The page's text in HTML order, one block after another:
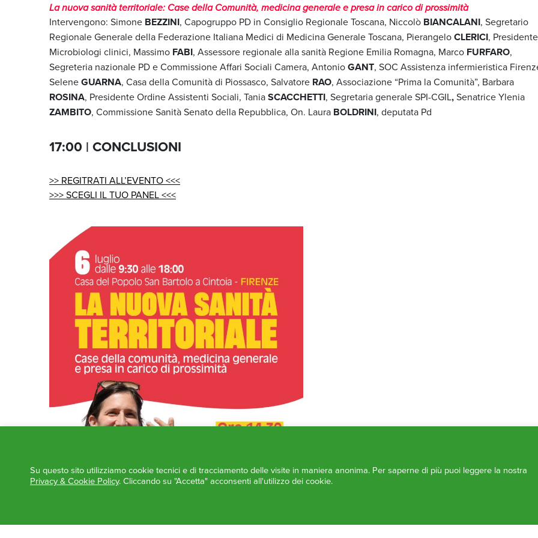
La nuova sanità territoriale: Case della Comunità, medicina generale e presa in carico di prossimità
Intervengono: Simone BEZZINI, Capogruppo PD in Consiglio Regionale Toscana, Niccolò BIANCALANI, Segretario
Regionale Generale della Federazione Italiana Medici di Medicina Generale Toscana, PierangeloCLERICI, Presidente
Microbiologi clinici, Massimo FABI, Assessore regionale alla sanità Regione Emilia Romagna, Marco FURFARO,
Segreteria nazionale PD e Commissione Affari Sociali Camera, AntonioGANT, SOC Assistenza infermieristica
SeleneGUARNA, Casa della Comunità di Piossasco, Salvatore RAO, Associazione “Prima la Comunità”, Barbara
ROSINA, Presidente Ordine Assistenti Sociali, TaniaSCACCHETTI, Segretaria generale SPI-CGIL,Senatrice Ylenia
ZAMBITO, Commissione Sanità Senato della Repubblica, On. Laura BOLDRINI, deputata Pd
17:00 | CONCLUSIONI
>> REGITRATI ALL’EVENTO <<<
>>> SCEGLI IL TUO PANEL <<<
Su questo sito utilizziamo cookie tecnici e di tracciamento delle visite in maniera anonima. Per saperne di più puoi leggere la nostra
Privacy & Cookie Policy. Cliccando su "Accetta" acconsenti all'utilizzo dei cookie.